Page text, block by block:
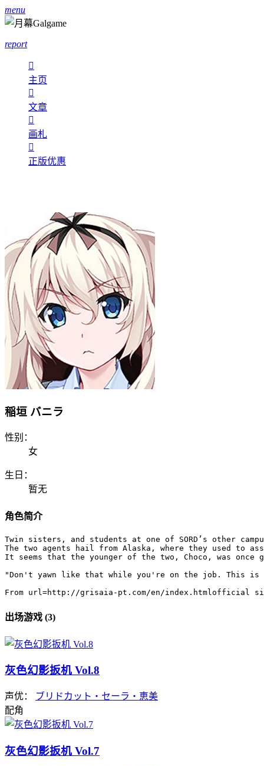
menu
report

主页

文章

画札

正版优惠
稲垣 バニラ
性别：
女
生日：
暂无
角色简介
Twin sisters, and students at one of SORD’s other
The two agents hail from Alaska, where they used to
It seems that the younger of the two, Choco, was once
"Don't yawn like that while you're on the job. This
From url=http://grisaia-pt.com/en/index.htmlofficial
出场游戏 (3)
灰色幻影扳机 Vol.8
声优：
ブリドカット・セーラ・恵美
配角
灰色幻影扳机 Vol.7